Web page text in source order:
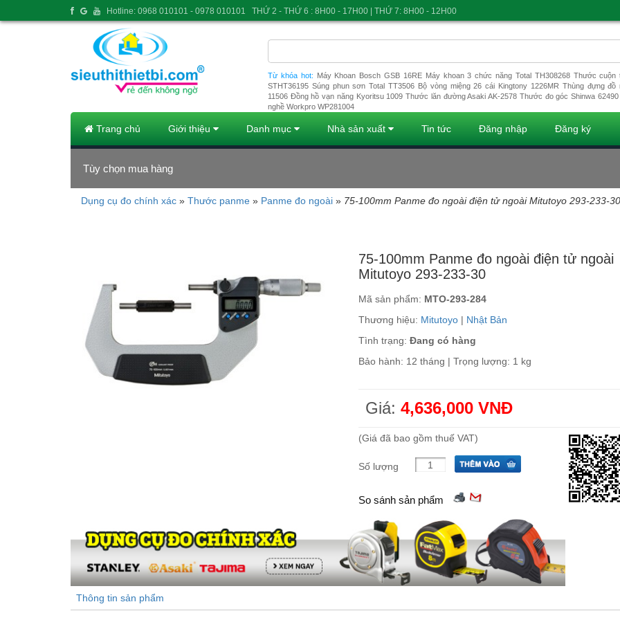
Từ khóa hot: Máy Khoan Bosch GSB 16RE Máy khoan 3 chức năng Total TH308268 Thước cuộn
STHT36195 Súng phun sơn Total TT3506 Bộ vòng miệng 26 cái Kingtony 1226MR Thùng đựng đồ
11506 Đồng hồ vạn năng Kyoritsu 1009 Thước lăn đường Asaki AK-2578 Thước đo góc Shinwa 62490
nghề Workpro WP281004
Trang chủ Giới thiệu Danh mục Nhà sản xuất Tin tức Đăng nhập Đăng ký
Tùy chọn mua hàng
Đang tải dữ liệu
Dụng cụ đo chính xác » Thước panme » Panme đo ngoài » 75-100mm Panme đo ngoài điện tử ngoài Mitutoyo 293-233-30
75-100mm Panme đo ngoài điện tử ngoài
Mitutoyo 293-233-30
Mã sản phẩm: MTO-293-284
Thương hiệu: Mitutoyo | Nhật Bản
Tình trạng: Đang có hàng
Bảo hành: 12 tháng | Trọng lượng: 1 kg
Giá:4,636,000 VNĐ
(Giá đã bao gồm thuế VAT)
Số lượng
So sánh sản phẩm
Thông tin sản phẩm
Hotline: 0968 010101 - 0978 010101 THỨ 2 - THỨ 6 : 8H00 - 17H00 | THỨ 7: 8H00 - 12H00